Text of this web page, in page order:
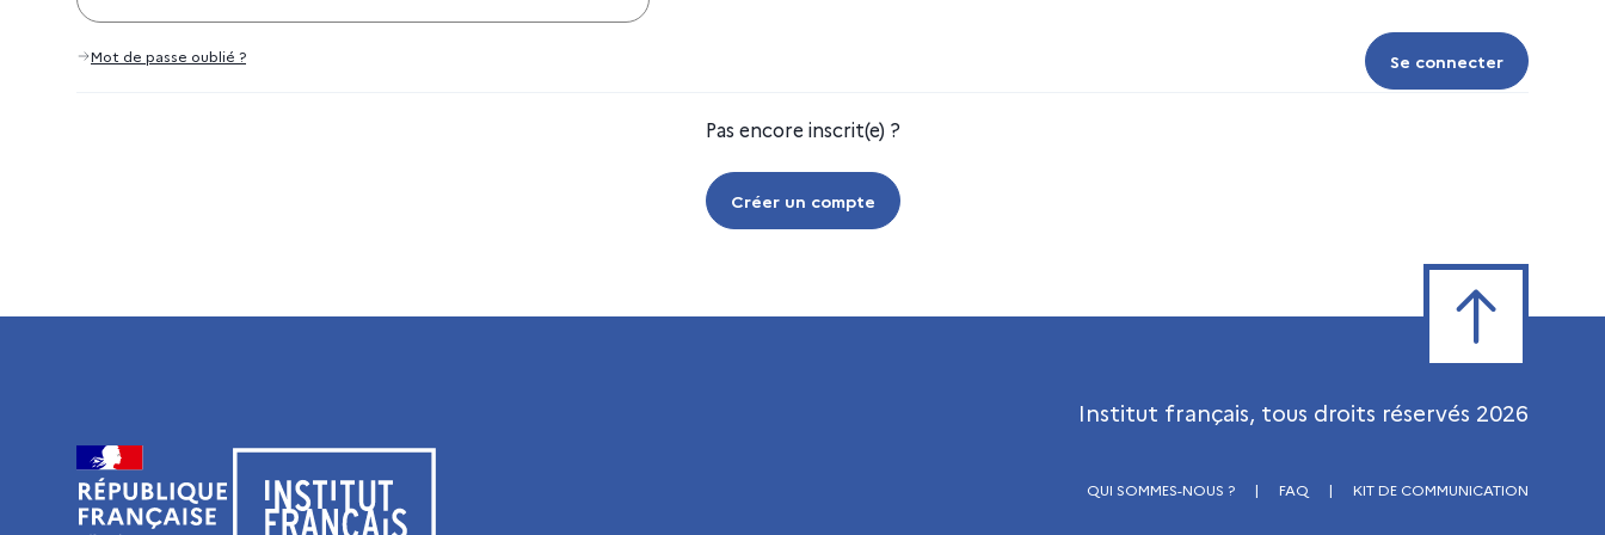
Se connecter
Se connecter
Mot de passe oublié ?
Pas encore inscrit(e) ?
Créer un compte
Visiter le site de l’Institut français
Institut français, tous droits réservés 2026
QUI SOMMES-NOUS ? | FAQ | KIT DE COMMUNICATION